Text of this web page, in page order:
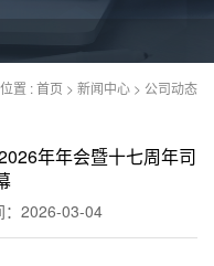
置 :首页 > 新闻中心 > 公司动态
年年会暨十七周年司
：2026-03-04